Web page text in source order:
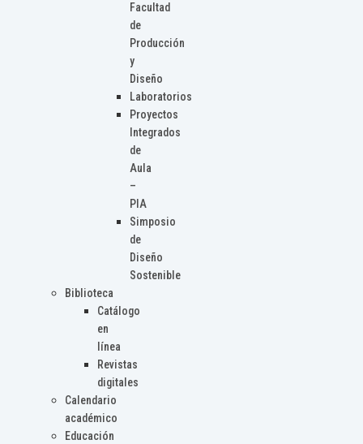
Facultad
de
Producción
y
Diseño
Laboratorios
Proyectos
Integrados
de
Aula
–
PIA
Simposio
de
Diseño
Sostenible
Biblioteca
Catálogo
en
línea
Revistas
digitales
Calendario
académico
Educación